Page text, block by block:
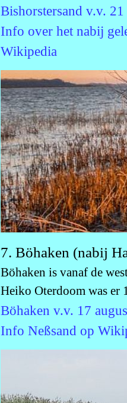
Bishorstersand v.v.
Info over het nabij
Wikipedia
7. Böhaken (nabij
Böhaken is vanaf de
Heiko Oterdoom was er
Böhaken v.v. 17
Info Neßsand op